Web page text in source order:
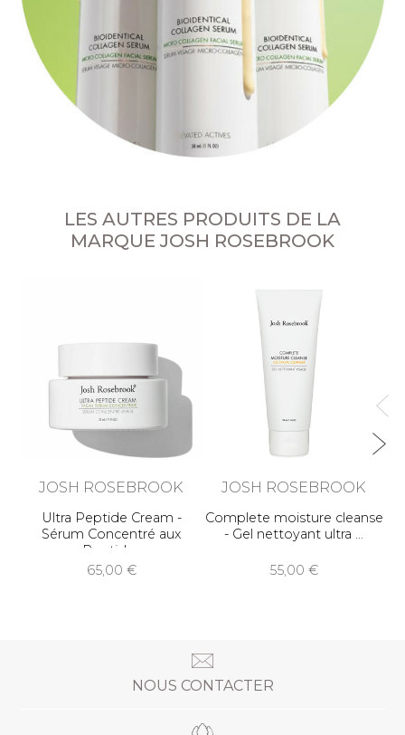
LES AUTRES PRODUITS DE LA
MARQUE JOSH ROSEBROOK
JOSH ROSEBROOK
Ultra Peptide Cream -
Sérum Concentré aux
Peptides
65,00
JOSH ROSEBROOK
Complete moisture cleanse
- Gel nettoyant ultra
55,00
NOUS CONTACTER